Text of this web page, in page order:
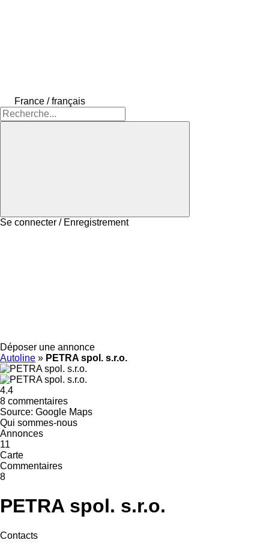
France / français
Se connecter / Enregistrement
Déposer une annonce
Autoline » PETRA spol. s.r.o.
4.4
8 commentaires
Source: Google Maps
Qui sommes-nous
Annonces
11
Carte
Commentaires
8
PETRA spol. s.r.o.
Contacts